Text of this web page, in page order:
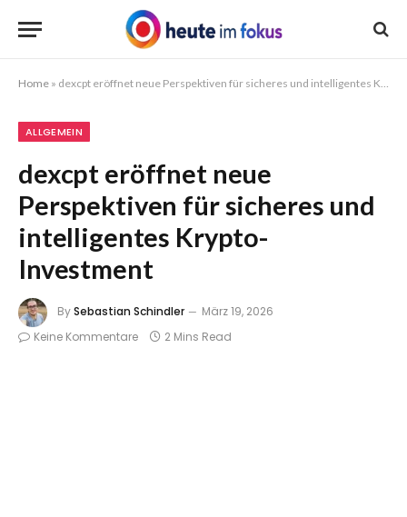
Home » dexcpt eröffnet neue Perspektiven für sicheres und intelligentes Krypto-Investment
ALLGEMEIN
dexcpt eröffnet neue
Perspektiven für sicheres und
intelligentes Krypto-
Investment
BySebastian Schindler
März 19, 2026
Keine Kommentare
2 Mins Read